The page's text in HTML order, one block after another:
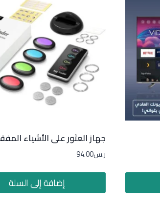
جهاز العثور على الأشياء
ر.س94.00
إضافة إلى السلة